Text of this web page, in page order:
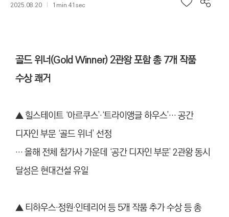
2025.08.20 1min 41sec
골드 위너(Gold Winner) 2관왕 포함 총 7개 작품
수상 쾌거
▲ 힐스테이트 ‘아르쿠스’·‘트라이앵글 하우스’… 공간
디자인 부문 ‘골드 위너’ 선정
… 올해 전체 참가사 가운데 ‘공간 디자인 부문’ 2관왕 동시
달성은 현대건설 유일
▲티하우스·정원·인테리어 등 5개 작품 추가 수상 등 총